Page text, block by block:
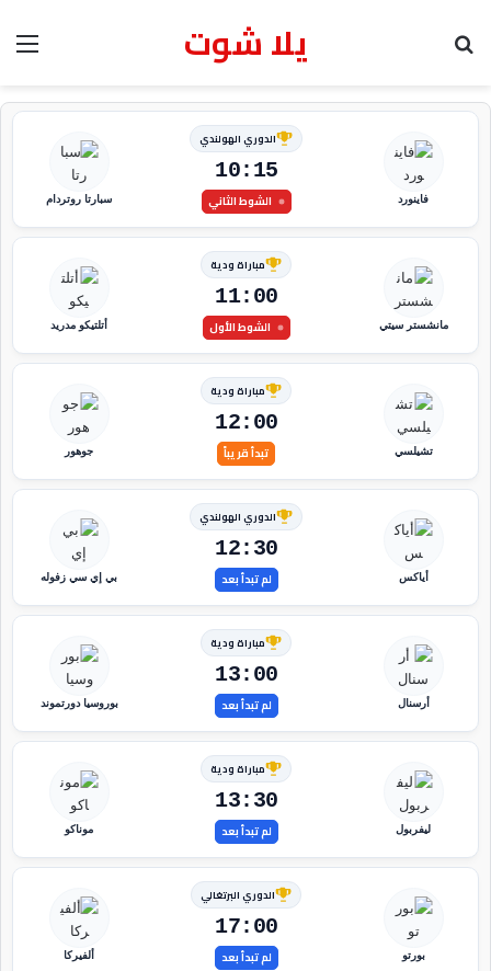
يلا شوت
فاينورد
الدوري الهولندي
10:15
الشوط الثاني سبارتا روتردام
مانشستر سيتي
مباراة ودية
11:00
الشوط الأول أتلتيكو مدريد
تشيلسي
مباراة ودية
12:00
تبدأ قريباً جوهور
أياكس
الدوري الهولندي
12:30
لم تبدأ بعد بي إي سي زفوله
أرسنال
مباراة ودية
13:00
لم تبدأ بعد بوروسيا دورتموند
ليفربول
مباراة ودية
13:30
لم تبدأ بعد موناكو
بورتو
الدوري البرتغالي
17:00
لم تبدأ بعد ألفيركا